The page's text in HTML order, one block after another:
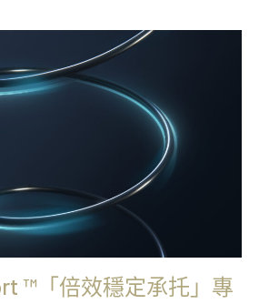
™「倍效穩定承托」專